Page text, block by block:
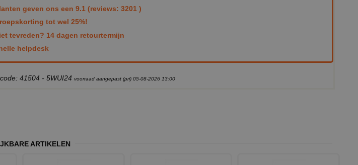
geven ons een 9.1 (reviews: 3201 )
tot wel 25%!
tevreden? 14 dagen retourtermijn
helpdesk
41504 - 5WUI24 voorraad aangepast (pri) 05-08-2026 13:00
ARTIKELEN